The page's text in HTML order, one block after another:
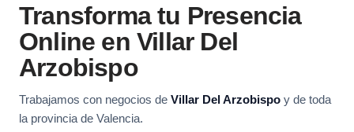
Transforma tu Presencia
Online en Villar Del
Arzobispo
Trabajamos con negocios de Villar Del Arzobispo y de toda
la provincia de Valencia.